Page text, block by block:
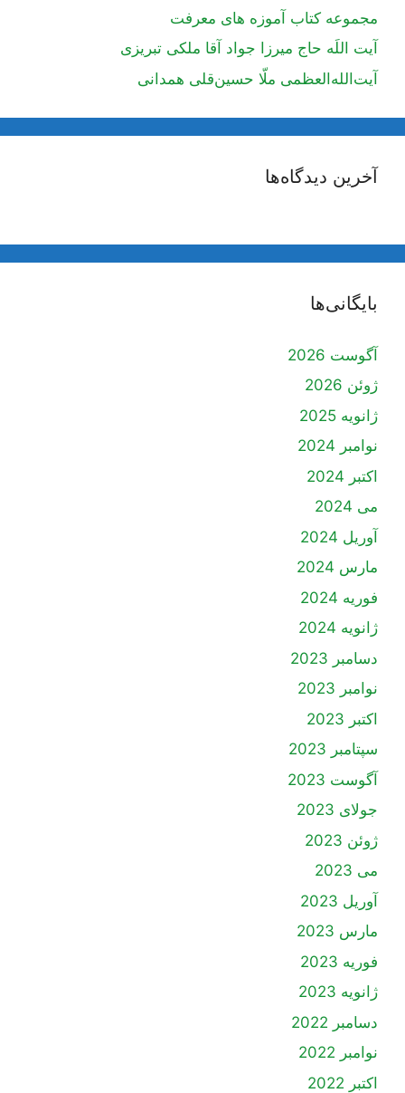
مجموعه کتاب آموزه های معرفت
آیت اللَه حاج میرزا جواد آقا ملکی تبریزی
آیت‌الله‌العظمی ملّا حسین‌قلی همدانی
آخرین دیدگاه‌ها
بایگانی‌ها
آگوست 2026
ژوئن 2026
ژانویه 2025
نوامبر 2024
اکتبر 2024
می 2024
آوریل 2024
مارس 2024
فوریه 2024
ژانویه 2024
دسامبر 2023
نوامبر 2023
اکتبر 2023
سپتامبر 2023
آگوست 2023
جولای 2023
ژوئن 2023
می 2023
آوریل 2023
مارس 2023
فوریه 2023
ژانویه 2023
دسامبر 2022
نوامبر 2022
اکتبر 2022